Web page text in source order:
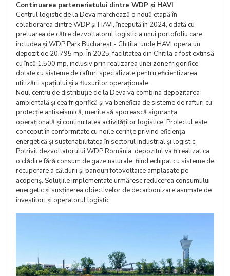
Continuarea parteneriatului dintre WDP și HAVI
Centrul logistic de la Deva marchează o nouă etapă în
colaborarea dintre WDP și HAVI, începută în 2024, odată cu
preluarea de către dezvoltatorul logistic a unui portofoliu care
includea și WDP Park Bucharest - Chitila, unde HAVI opera un
depozit de 20.795 mp. În 2025, facilitatea din Chitila a fost extinsă
cu încă 1.500 mp, inclusiv prin realizarea unei zone frigorifice
dotate cu sisteme de rafturi specializate pentru eficientizarea
utilizării spațiului și a fluxurilor operaționale.
Noul centru de distribuție de la Deva va combina depozitarea
ambientală și cea frigorifică și va beneficia de sisteme de rafturi cu
protecție antiseismică, menite să sporească siguranța
operațională și continuitatea activităților logistice. Proiectul este
conceput în conformitate cu noile cerințe privind eficiența
energetică și sustenabilitatea în sectorul industrial și logistic.
Potrivit dezvoltatorului WDP România, depozitul va fi realizat ca
o clădire fără consum de gaze naturale, fiind echipat cu sisteme de
recuperare a căldurii și panouri fotovoltaice amplasate pe
acoperiș. Soluțiile implementate urmăresc reducerea consumului
energetic și susținerea obiectivelor de decarbonizare asumate de
investitori și operatorul logistic.